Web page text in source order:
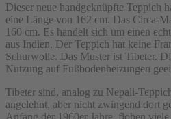
Dieser neue handgeknüpfte Teppich
eine Länge von 162 cm. Das Circa-
160 cm. Es handelt sich um einen
aus Indien. Der Teppich hat keine
Schurwolle. Das Muster ist Tibeter.
Nutzung auf Fußbodenheizungen
Tibeter sind, analog zu Nepali-
angelehnt, aber nicht zwingend dort
Anfang der 1960er Jahre, flohen